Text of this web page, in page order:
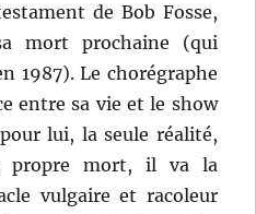
de Bob Fosse,
mort prochaine (qui
1987). Le chorégraphe
entre sa vie et le show
lui, la seule réalité,
propre mort, il va la
vulgaire et racoleur